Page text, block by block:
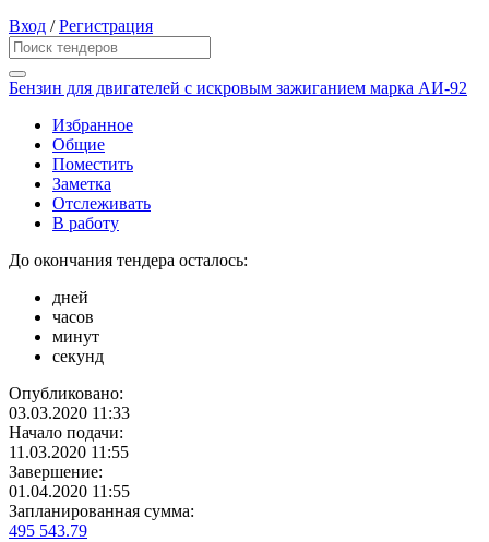
Вход /Регистрация
Бензин для двигателей с искровым зажиганием марка АИ-92
Избранное
Общие
Поместить
Заметка
Отслеживать
В работу
До окончания тендера осталось:
дней
часов
минут
секунд
Опубликовано:
03.03.2020 11:33
Начало подачи:
11.03.2020 11:55
Завершение:
01.04.2020 11:55
Запланированная сумма:
495 543.79